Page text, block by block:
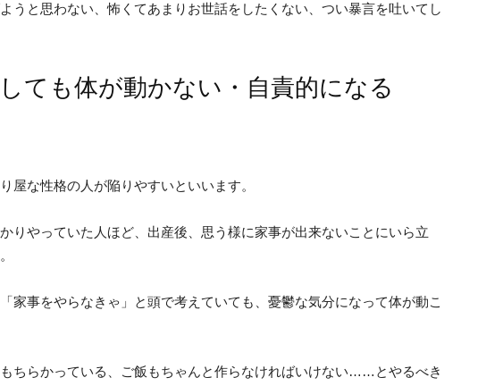
うと思わない、怖くてあまりお世話をしたくない、つい暴言を吐いてし
ても体が動かない・自責的になる
屋な性格の人が陥りやすいといいます。
りやっていた人ほど、出産後、思う様に家事が出来ないことにいら立
家事をやらなきゃ」と頭で考えていても、憂鬱な気分になって体が動こ
ちらかっている、ご飯もちゃんと作らなければいけない……とやるべき